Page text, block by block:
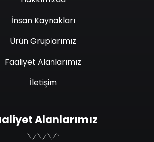
İnsan Kaynakları
Ürün Gruplarımız
Faaliyet Alanlarımız
İletişim
Alanlarımız